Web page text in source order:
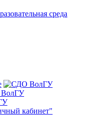
среда
ВолГУ
кабинет"